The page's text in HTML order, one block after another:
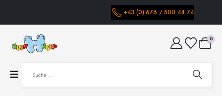
+43 (0) 676 / 500 44 74
0